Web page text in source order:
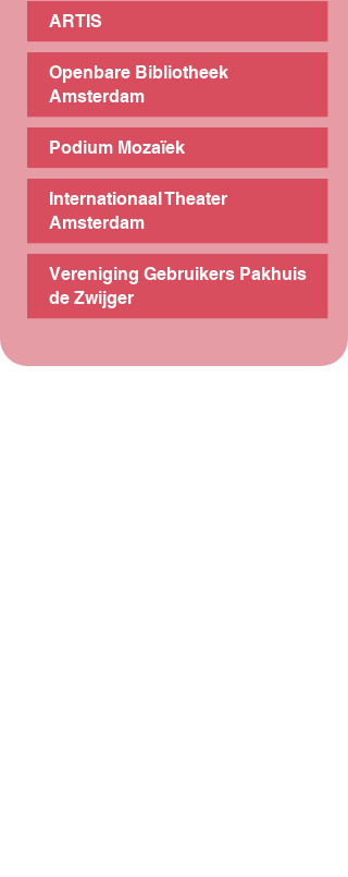
ARTIS
Openbare Bibliotheek
Amsterdam
Podium Mozaïek
Internationaal Theater
Amsterdam
Vereniging Gebruikers Pakhuis
de Zwijger